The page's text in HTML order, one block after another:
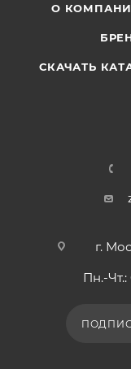
О
СКАЧАТЬ
г.
Пн.-Чт.: